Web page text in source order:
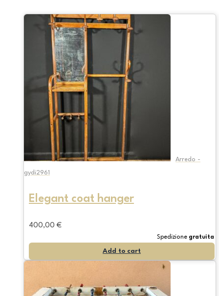
Arredo -
gydi2961
Elegant coat hanger
400,00 €
Spedizione gratuita
Add to cart